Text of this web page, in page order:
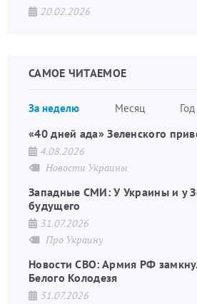
20.02.2026
САМОЕ ЧИТАЕМОЕ
За неделю Месяц Год
«40 дней ада» Зеленского
4.08.2026
Новости Украины
Западные СМИ: У Украины и у
будущего
31.07.2026
Про Украину
Новости СВО: Армия РФ
Белого Колодезя
31.07.2026